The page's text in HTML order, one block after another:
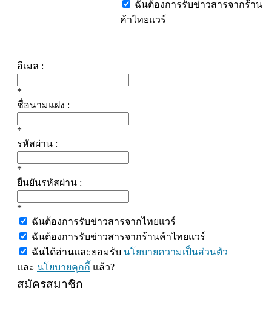
ฉันต้องการรับข่าวสารจากร้าน
ค้าไทยแวร์
อีเมล :
*
ชื่อนามแฝง :
*
รหัสผ่าน :
*
ยืนยันรหัสผ่าน :
*
ฉันต้องการรับข่าวสารจากไทยแวร์
ฉันต้องการรับข่าวสารจากร้านค้าไทยแวร์
ฉันได้อ่านและยอมรับ นโยบายความเป็นส่วนตัว
และ นโยบายคุกกี้ แล้ว?
สมัครสมาชิก